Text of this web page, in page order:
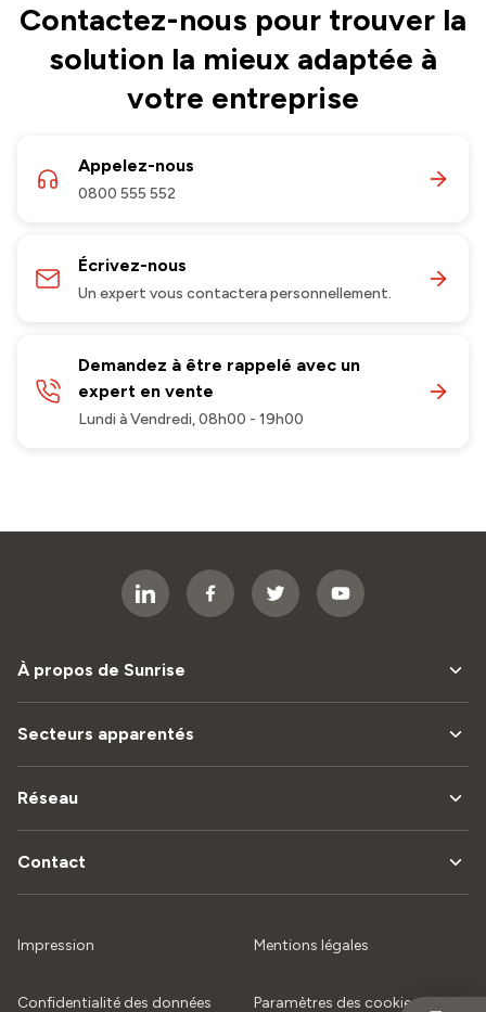
Contactez-nous pour trouver la
solution la mieux adaptée à
votre entreprise
Appelez-nous
0800 555 552
Écrivez-nous
Un expert vous contactera personnellement.
Demandez à être rappelé avec un
expert en vente
Lundi à Vendredi, 08h00 - 19h00
À propos de Sunrise
Secteurs apparentés
Réseau
Contact
Impression Mentions légales
Confidentialité des données Paramètres des cookies